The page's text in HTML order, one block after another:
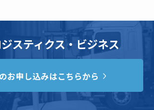
スティクス・ビジネス
お申し込みはこちらから